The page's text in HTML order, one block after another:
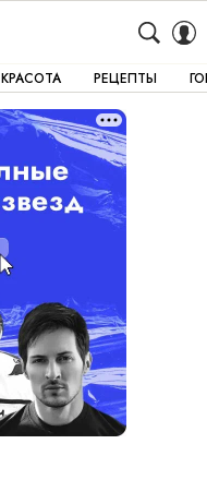
КРАСОТА РЕЦЕПТЫ